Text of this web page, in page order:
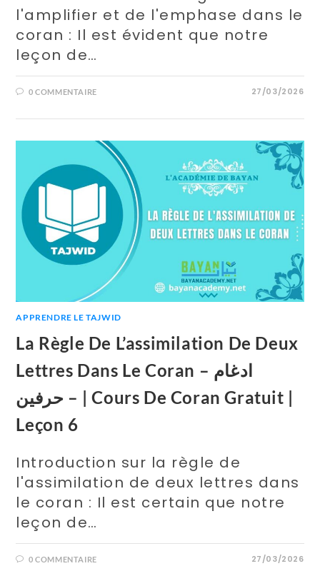
l'amplifier et de l'emphase dans le
coran : Il est évident que notre
leçon de…
0 COMMENTAIRE 27/03/2026
APPRENDRE LE TAJWID
La Règle De L’assimilation De Deux
Lettres Dans Le Coran – ادغام
حرفين – | Cours De Coran Gratuit |
Leçon 6
Introduction sur la règle de
l'assimilation de deux lettres dans
le coran : Il est certain que notre
leçon de…
0 COMMENTAIRE 27/03/2026